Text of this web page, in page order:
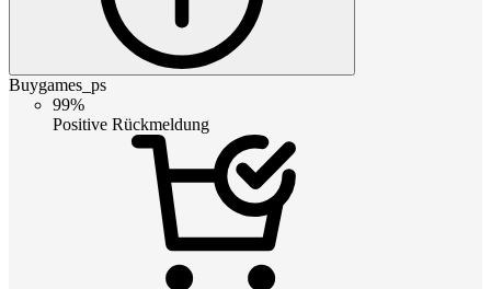
Buygames_ps
99%
Positive Rückmeldung